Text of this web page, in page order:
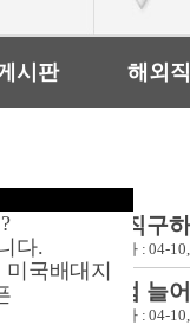
다.
국배대지
시판 해외
수입원피스, 직
:dodosol , 작성일자 : 04-
직접구매 점점
, 작성일자 : 04-